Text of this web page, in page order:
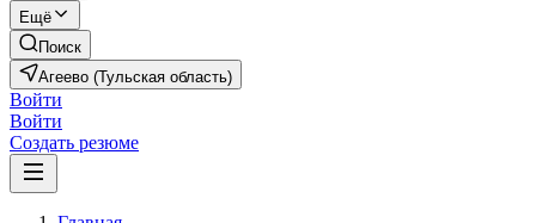
Ещё
Поиск
Агеево (Тульская область)
Войти
Войти
Создать резюме